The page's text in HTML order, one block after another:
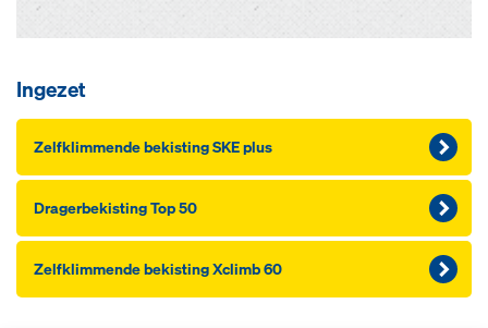
Ingezet
Zelf­k­lim­men­de be­kis­ting SKE plus
Dra­ger­be­kis­ting Top 50
Zelf­k­lim­men­de be­kis­ting Xclimb 60